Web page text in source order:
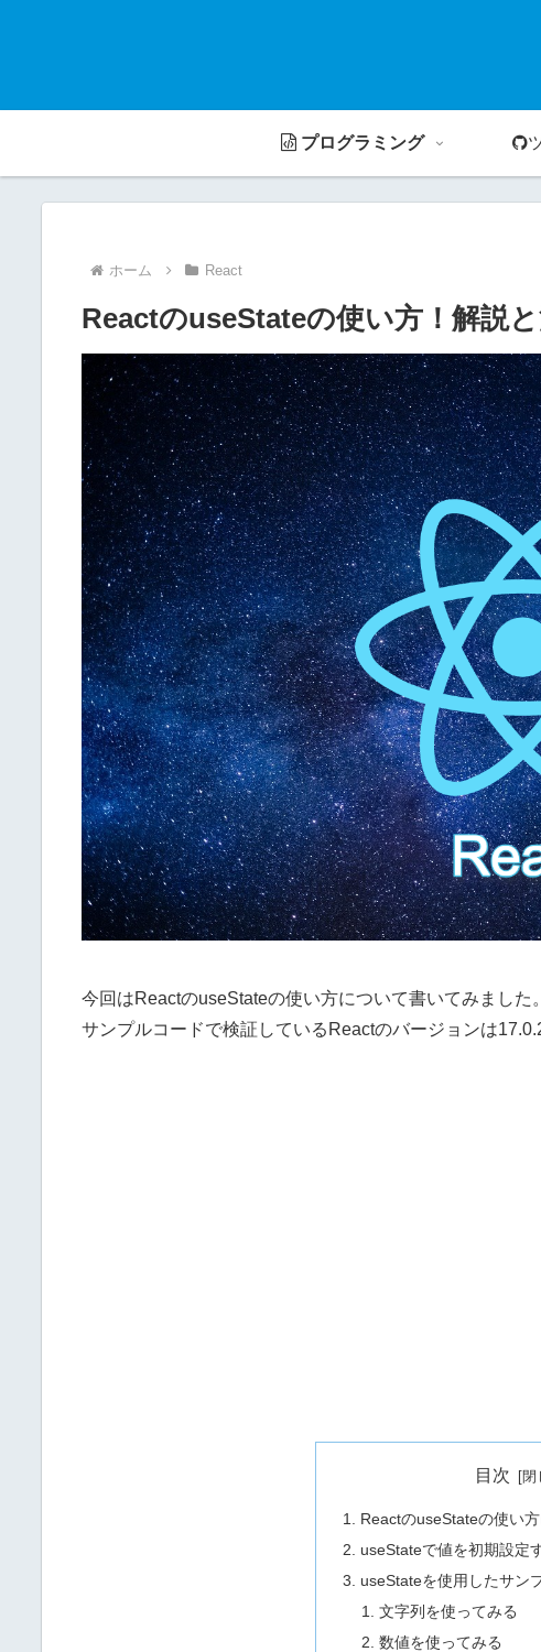
プログラミング
ホーム React
ReactのuseStateの使い方！解説
今回はReactのuseStateの使い方について書いてみました。
サンプルコードで検証しているReactのバージョンは
目次
ReactのuseStateの使い
useStateで値を初期設定
useStateを使用したサン
文字列を使ってみる
数値を使ってみる